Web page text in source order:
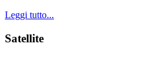
Leggi tutto...
Satellite